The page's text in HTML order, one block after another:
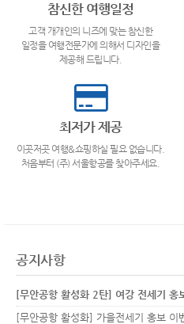
참신한 여행일정
고객 개개인의 니즈에 맞는 참신한
일정을 여행전문가에 의해서 디자인을
제공해 드립니다.
최저가 제공
이곳저곳 여행&쇼핑하실 필요 없습니다.
처음부터 (주) 서울항공를 찾아주세요.
공지사항
[무안공항 활성화 2탄] 여강 전세기 홍
[무안공항 활성화] 가을전세기 홍보 이